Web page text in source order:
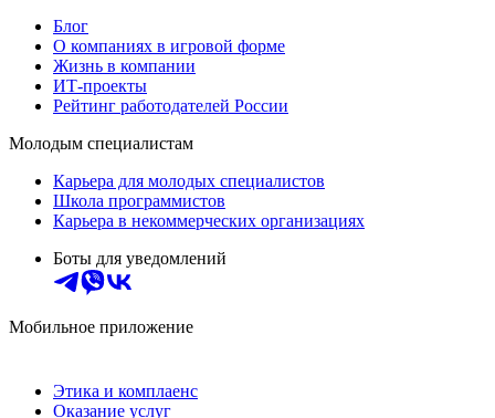
Блог
О компаниях в игровой форме
Жизнь в компании
ИТ-проекты
Рейтинг работодателей России
Молодым специалистам
Карьера для молодых специалистов
Школа программистов
Карьера в некоммерческих организациях
Боты для уведомлений
Мобильное приложение
Этика и комплаенс
Оказание услуг